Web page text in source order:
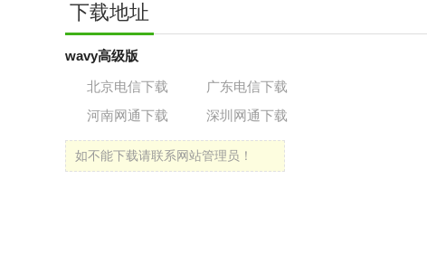
下载地址
wavy高级版
北京电信下载
广东电信下载
河南网通下载
深圳网通下载
如不能下载请联系网站管理员！